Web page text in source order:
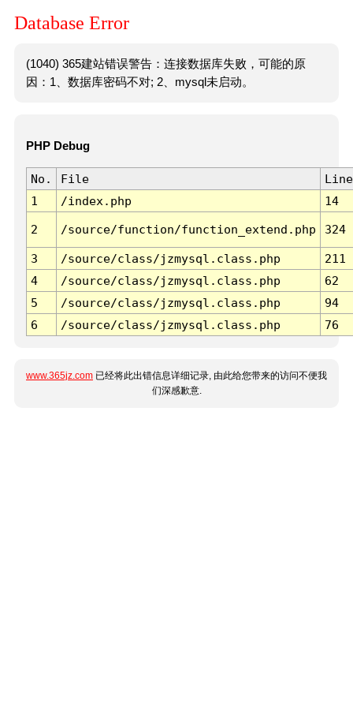
Database Error
(1040) 365建站错误警告：连接数据库失败，可能的原
因：1、数据库密码不对; 2、mysql未启动。
PHP Debug
No. File
Line
1
/index.php 14
2 /source/function/function_extend.php 324
3 /source/class/jzmysql.class.php
211
4
/source/class/jzmysql.class.php
62
5
/source/class/jzmysql.class.php
94
6
/source/class/jzmysql.class.php 76
www.365jz.com 已经将此出错信息详细记录, 由此给您带来的访问不便我
们深感歉意.